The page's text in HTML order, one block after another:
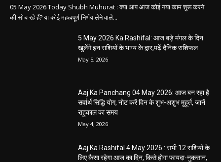
05 May 2026 Today Shubh Muhurat : क्या आप आज कोई नया काम शुरू करने
की सोच रहे हैं? या कोई महत्वपूर्ण निर्णय लेने वाले...
5 May 2026 Ka Rashifal: आज बड़े मंगल के दिन
खुलेंगे इन राशियों के भाग्य के द्वार,पढ़ें दैनिक राशिफल
May 5, 2026
Aaj Ka Panchang 04 May 2026: आज बन रहा है
सर्वार्थ सिद्धि योग, नोट करें दिन के शुभ-अशुभ मुहूर्त, जानें
राहुकाल का समय
May 4, 2026
Aaj Ka Rashifal 4 May 2026 : सभी 12 राशियों के
लिए कैसा रहेगा आज का दिन, किसे होगा फायदा-नुकसान,